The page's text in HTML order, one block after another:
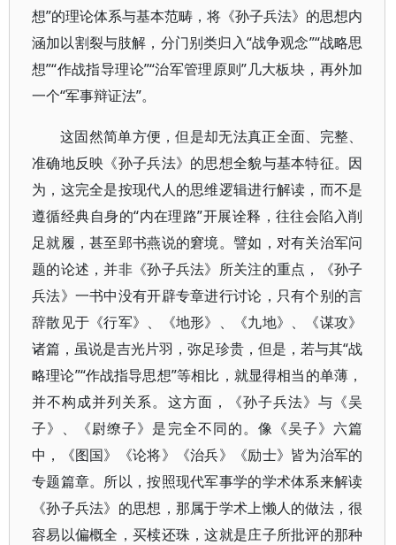
想”的理论体系与基本范畴，将《孙子兵法》的思想内
涵加以割裂与肢解，分门别类归入“战争观念”“战略思
想”“作战指导理论”“治军管理原则”几大板块，再外加
一个“军事辩证法”。
这固然简单方便，但是却无法真正全面、完整、
准确地反映《孙子兵法》的思想全貌与基本特征。因
为，这完全是按现代人的思维逻辑进行解读，而不是
遵循经典自身的“内在理路”开展诠释，往往会陷入削
足就履，甚至郢书燕说的窘境。譬如，对有关治军问
题的论述，并非《孙子兵法》所关注的重点，《孙子
兵法》一书中没有开辟专章进行讨论，只有个别的言
辞散见于《行军》、《地形》、《九地》、《谋攻》
诸篇，虽说是吉光片羽，弥足珍贵，但是，若与其“战
略理论”“作战指导思想”等相比，就显得相当的单薄，
并不构成并列关系。这方面，《孙子兵法》与《吴
子》、《尉缭子》是完全不同的。像《吴子》六篇
中，《图国》《论将》《治兵》《励士》皆为治军的
专题篇章。所以，按照现代军事学的学术体系来解读
《孙子兵法》的思想，那属于学术上懒人的做法，很
容易以偏概全，买椟还珠，这就是庄子所批评的那种